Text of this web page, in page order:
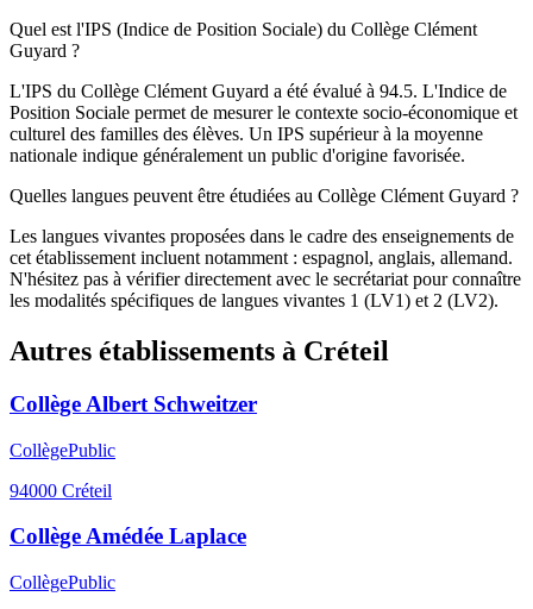
Quel est l'IPS (Indice de Position Sociale) du Collège Clément
Guyard ?
L'IPS du Collège Clément Guyard a été évalué à 94.5. L'Indice de
Position Sociale permet de mesurer le contexte socio-économique et
culturel des familles des élèves. Un IPS supérieur à la moyenne
nationale indique généralement un public d'origine favorisée.
Quelles langues peuvent être étudiées au Collège Clément Guyard ?
Les langues vivantes proposées dans le cadre des enseignements de
cet établissement incluent notamment : espagnol, anglais, allemand.
N'hésitez pas à vérifier directement avec le secrétariat pour connaître
les modalités spécifiques de langues vivantes 1 (LV1) et 2 (LV2).
Autres établissements à Créteil
Collège Albert Schweitzer
CollègePublic
94000 Créteil
Collège Amédée Laplace
CollègePublic